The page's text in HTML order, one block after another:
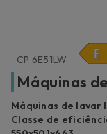
CP 6E51LW
Máquinas
Máquinas de lavar
Classe de